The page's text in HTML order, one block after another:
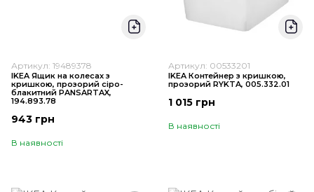
Артикул: 19489378
IKEA Ящик на колесах з
кришкою, прозорий сіро-
блакитний PANSARTAX,
194.893.78
943 грн
В наявності
Артикул: 00533201
IKEA Контейнер з кришкою,
прозорий RYKTA, 005.332.01
1 015 грн
В наявності